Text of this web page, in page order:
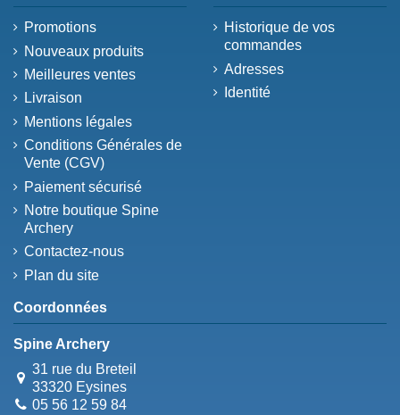
Promotions
Nouveaux produits
Meilleures ventes
Livraison
Mentions légales
Conditions Générales de
Vente (CGV)
Paiement sécurisé
Notre boutique Spine
Archery
Contactez-nous
Plan du site
Historique de vos
commandes
Adresses
Identité
Coordonnées
Spine Archery
31 rue du Breteil
33320 Eysines
05 56 12 59 84